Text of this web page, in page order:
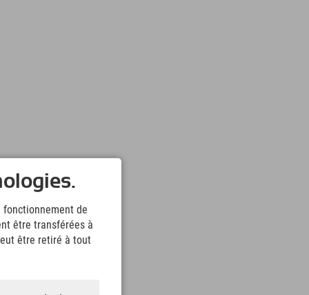
de
être transférées à
être retiré à tout